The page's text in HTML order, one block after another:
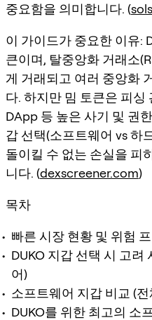
중요함을 의미합니다. (
이 가이드가 중요한 이유:
큰이며, 탈중앙화 거래소
게 거래되고 여러 중앙화
다. 하지만 밈 토큰은 피싱
DApp 등 높은 사기 및 권
갑 선택(소프트웨어 vs 하
돌이킬 수 없는 손실을 피
니다. (dexscreener.com)
목차
빠른 시장 현황 및 위험
DUKO 지갑 선택 시 고려
어)
소프트웨어 지갑 비교 (전
DUKO를 위한 최고의 소